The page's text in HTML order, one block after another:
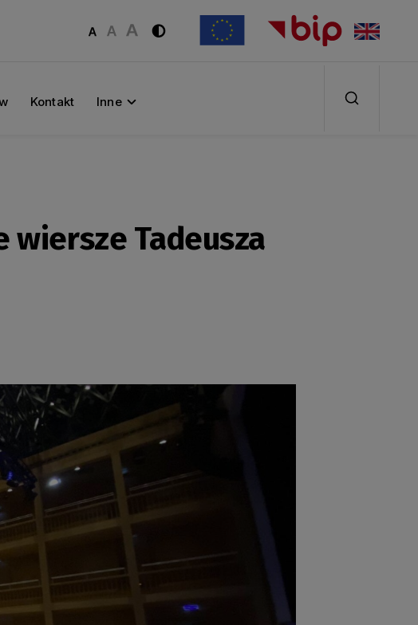
Kontakt Inne
wiersze Tadeusza